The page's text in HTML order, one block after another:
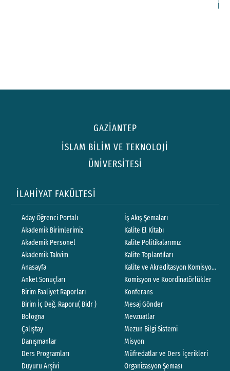
GAZİANTEP
İSLAM BİLİM VE TEKNOLOJİ
ÜNİVERSİTESİ
İLAHİYAT FAKÜLTESİ
Aday Öğrenci Portalı
Akademik Birimlerimiz
Akademik Personel
Akademik Takvim
Anasayfa
Anket Sonuçları
Birim Faaliyet Raporları
Birim İç Değ. Raporu( Bidr )
Bologna
Çalıştay
Danışmanlar
Ders Programları
Duyuru Arşivi
İş Akış Şemaları
Kalite El Kitabı
Kalite Politikalarımız
Kalite Toplantıları
Kalite ve Akreditasyon Komisyonları
Komisyon ve Koordinatörlükler
Konferans
Mesaj Gönder
Mevzuatlar
Mezun Bilgi Sistemi
Misyon
Müfredatlar ve Ders İçerikleri
Organizasyon Şeması